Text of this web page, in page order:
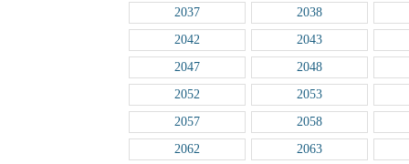
2037
2038
2042
2043
2047
2048
2052
2053
2057
2058
2062
2063